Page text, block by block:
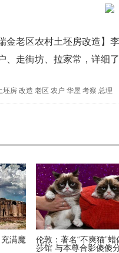
金老区农村土坯房改造】
、走街坊、拉家常，详细了
坯房 改造 老区 农户 华屋 考察 总理
满魔
伦敦：著名“不爽猫”蜡
莎馆 与本尊合影傻傻